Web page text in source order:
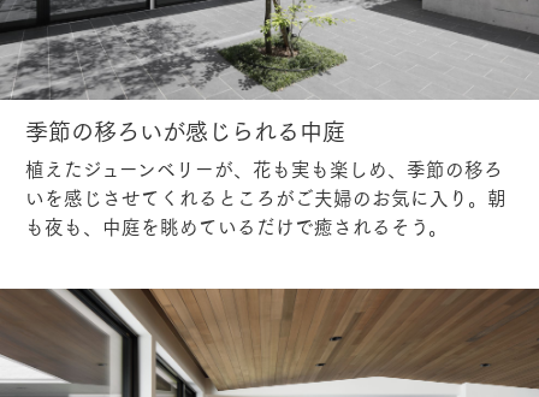
季節の移ろいが感じられる中庭
植えたジューンベリーが、花も実も楽しめ、季節の移ろ
いを感じさせてくれるところがご夫婦のお気に入り。朝
も夜も、中庭を眺めているだけで癒されるそう。